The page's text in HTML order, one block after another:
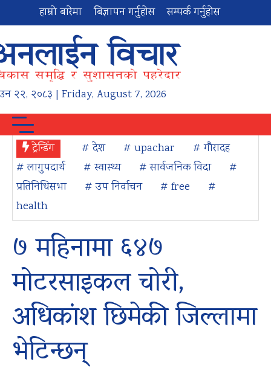
हाम्रो बारेमा बिज्ञापन गर्नुहोस सम्पर्क गर्नुहोस
२२, २०८३ | Friday, August 7, 2026
ट्रेन्डिंग # देश # upachar
# गौरादह
# लागुपदार्थ
# स्वास्थ्य # सार्वजनिक विदा
#
प्रतिनिधिसभा
# उप निर्वाचन # free
#
health
७ महिनामा ६४७
मोटरसाइकल चोरी,
अधिकांश छिमेकी जिल्लामा
भेटिन्छन्